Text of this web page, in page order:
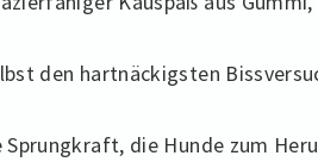
den hartnäckigsten
die Hunde zum